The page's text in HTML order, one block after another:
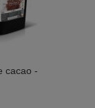
cacao -